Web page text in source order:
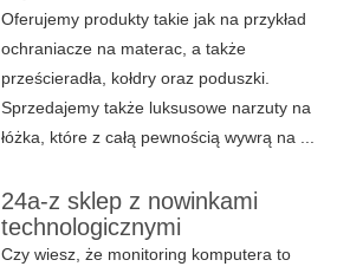
Oferujemy produkty takie jak na przykład
ochraniacze na materac, a także
prześcieradła, kołdry oraz poduszki.
Sprzedajemy także luksusowe narzuty na
łóżka, które z całą pewnością wywrą na ...
24a-z sklep z nowinkami
technologicznymi
Czy wiesz, że monitoring komputera to